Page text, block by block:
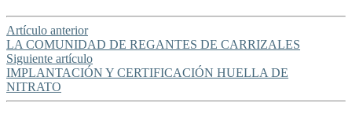
Artículo anterior
LA COMUNIDAD DE REGANTES DE CARRIZALES
Siguiente artículo
IMPLANTACIÓN Y CERTIFICACIÓN HUELLA DE
NITRATO